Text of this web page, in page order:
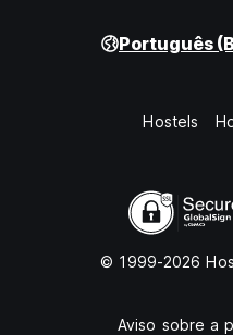
Português
Hostels
© 1999-2026
Aviso sobre a